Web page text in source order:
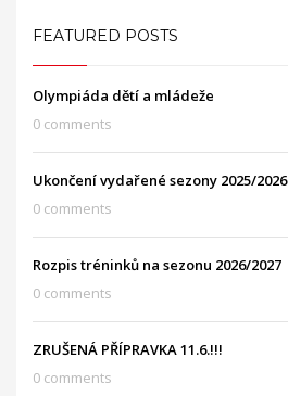
FEATURED POSTS
Olympiáda dětí a mládeže
0 comments
Ukončení vydařené sezony 2025/2026
0 comments
Rozpis tréninků na sezonu 2026/2027
0 comments
ZRUŠENÁ PŘÍPRAVKA 11.6.!!!
0 comments